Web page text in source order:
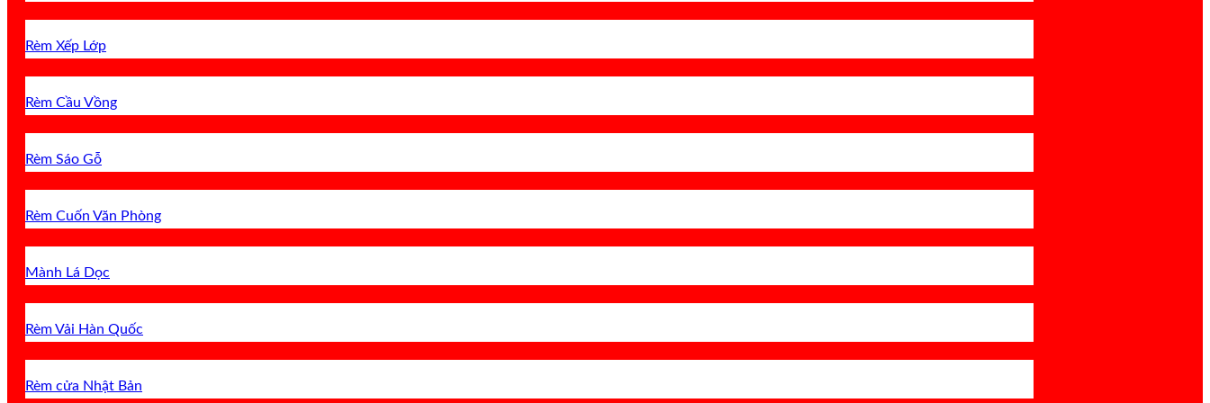
Rèm Xếp Lớp
Rèm Cầu Vồng
Rèm Sáo Gỗ
Rèm Cuốn Văn Phòng
Mành Lá Dọc
Rèm Vải Hàn Quốc
Rèm cửa Nhật Bản